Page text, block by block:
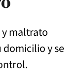
y maltrato
y se